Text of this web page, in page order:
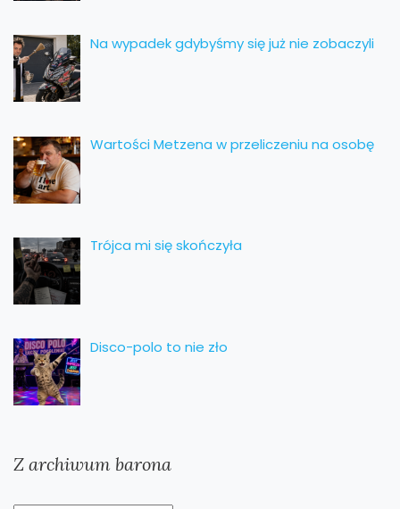
Na wypadek gdybyśmy się już nie zobaczyli
Wartości Metzena w przeliczeniu na osobę
Trójca mi się skończyła
Disco-polo to nie zło
Z archiwum barona